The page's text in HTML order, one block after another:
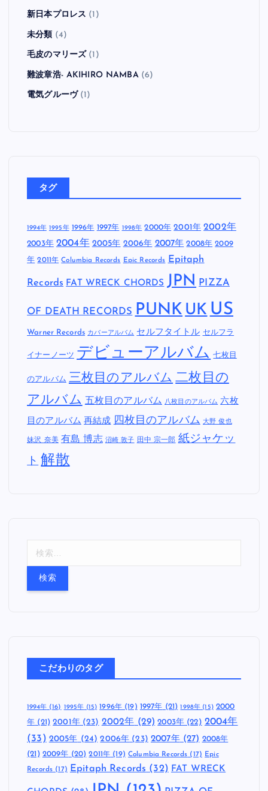
新日本プロレス (1)
未分類 (4)
毛皮のマリーズ (1)
難波章浩- AKIHIRO NAMBA(6)
電気グルーヴ(1)
タグ
1994年 1995年 1996年 1997年 1998年 2000年 2001年 2002年
2003年 2004年 2005年 2006年 2007年 2008年 2009
年 2011年 Columbia Records Epic Records Epitaph
Records FAT WRECK CHORDS JPN PIZZA
OF DEATH RECORDS PUNK UK US
Warner Records カバーアルバム セルフタイトル セルフラ
イナーノーツ デビューアルバム 七枚目
のアルバム 三枚目のアルバム 二枚目の
アルバム 五枚目のアルバム 八枚目のアルバム 六枚
目のアルバム 再結成 四枚目のアルバム 大野 俊也
妹沢 奈美 有島 博志 沼崎 敦子 田中 宗一郎 紙ジャケッ
ト 解散
こだわりのタグ
1994年(16) 1995年 (15) 1996年(19) 1997年 (21) 1998年 (15) 2000
年 (21) 2001年(23) 2002年 (29) 2003年 (22) 2004年
(33) 2005年 (24) 2006年 (23) 2007年(27) 2008年
(21) 2009年 (20) 2011年 (19) Columbia Records (17) Epic
Records (17) Epitaph Records (32) FAT WRECK